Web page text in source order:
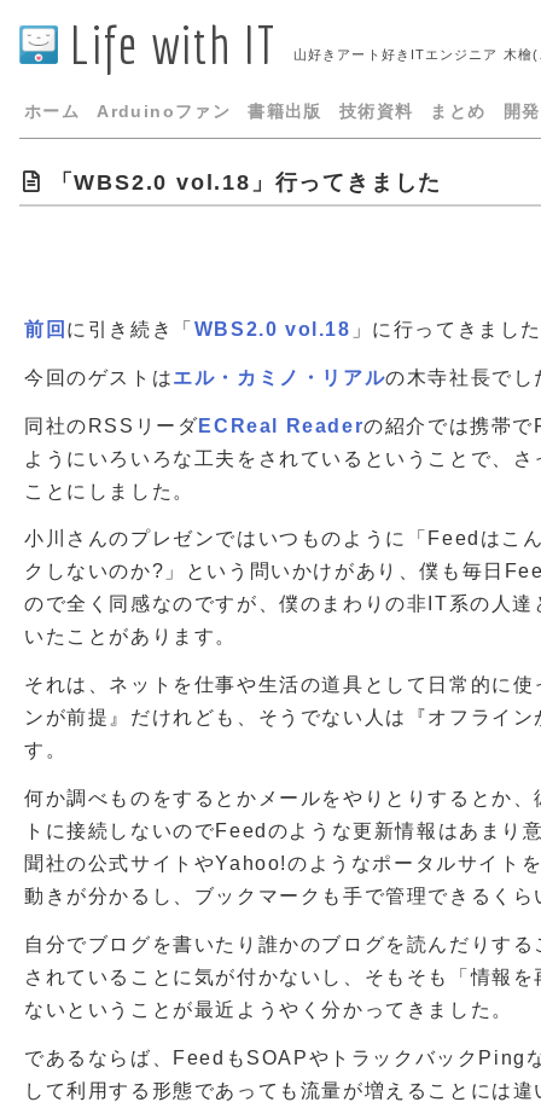
Life with IT 山好きアート好きITエンジニア 木檜
ホーム Arduinoファン 書籍出版 技術資料 まとめ 開
「WBS2.0 vol.18」行ってきました
前回 に引き続き「 WBS2.0 vol.18 」に行ってきまし
今回のゲストはエル・カミノ・リアルの木寺社長でし
同社のRSSリーダECReal Readerの紹介では携帯
ようにいろいろな工夫をされているということで、
ことにしました。
小川さんのプレゼンではいつものように「Feedはこ
クしないのか?」という問いかけがあり、僕も毎日
ので全く同感なのですが、僕のまわりの非IT系の人
いたことがあります。
それは、ネットを仕事や生活の道具として日常的に
ンが前提』だけれども、そうでない人は『オフライ
す。
何か調べものをするとかメールをやりとりするとか
トに接続しないのでFeedのような更新情報はあまり
聞社の公式サイトやYahoo!のようなポータルサイト
動きが分かるし、ブックマークも手で管理できるく
自分でブログを書いたり誰かのブログを読んだりす
されていることに気が付かないし、そもそも「情報
ないということが最近ようやく分かってきました。
であるならば、FeedもSOAPやトラックバックPing
して利用する形態であっても流量が増えることには